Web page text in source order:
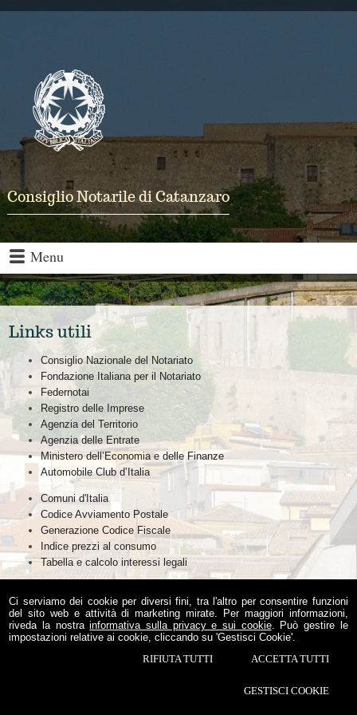
Ci serviamo dei cookie per diversi fini, tra l'altro per consentire funzioni
del sito web e attività di marketing mirate. Per maggiori informazioni,
riveda la nostrainformativa sulla privacy e sui cookie. Può gestire le
impostazioni relative ai cookie, cliccando su 'Gestisci Cookie'.
ACCETTA TUTTI
RIFIUTA TUTTI
GESTISCI COOKIE
Consiglio Notarile di Catanzaro
Menu
Links utili
Consiglio Nazionale del Notariato
Fondazione Italiana per il Notariato
Federnotai
Registro delle Imprese
Agenzia del Territorio
Agenzia delle Entrate
Ministero dell’Economia e delle Finanze
Automobile Club d’Italia
Comuni d'Italia
Codice Avviamento Postale
Generazione Codice Fiscale
Indice prezzi al consumo
Tabella e calcolo interessi legali
Consiglio Notarile dei Distretti Riuniti di Catanzaro, Crotone,
,CZ
Gestisci Cookie-Credits